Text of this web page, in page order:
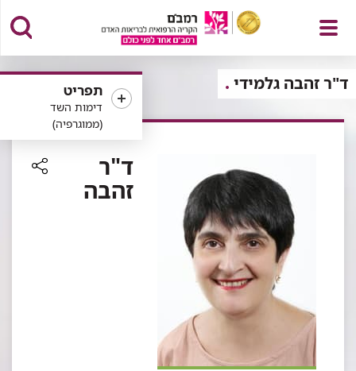
פתח
תפריט
תפריט
דימות השד
(ממוגרפיה)
ד"ר זהבה גלמידי
ד"ר
זהבה